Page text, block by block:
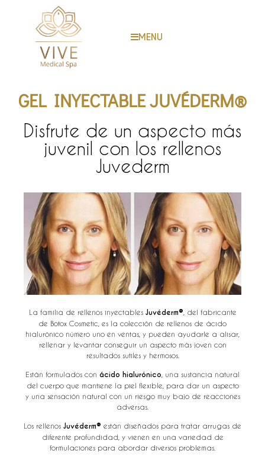
MENU
GEL INYECTABLE JUVÉDERM®
Disfrute de un aspecto más
juvenil con los rellenos
Juvederm
La familia de rellenos inyectables Juvéderm® , del fabricante
de Botox Cosmetic, es la colección de rellenos de ácido
hialurónico número uno en ventas, y pueden ayudarle a alisar,
rellenar y levantar conseguir un aspecto más joven con
resultados sutiles y hermosos.
Están formulados con ácido hialurónico , una sustancia natural
del cuerpo que mantiene la piel flexible, para dar un aspecto
y una sensación natural con un riesgo muy bajo de reacciones
adversas.
Los rellenos Juvéderm® están diseñados para tratar arrugas de
diferente profundidad, y vienen en una variedad de
formulaciones para abordar diversos problemas.